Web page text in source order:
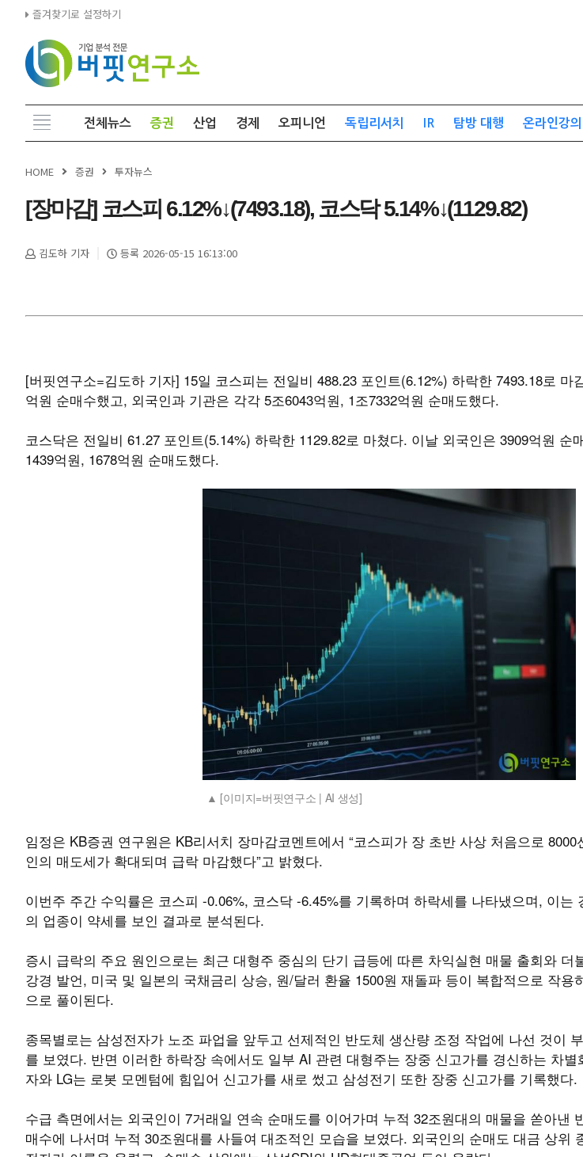
즐겨찾기로 설정하기
전체뉴스 증권 산업 경제 오피니언 독립리서치 IR 탐방 대행 온라인강의
HOME 증권 투자뉴스
[장마감] 코스피 6.12%↓(7493.18), 코스닥 5.14%↓(1129.82)
김도하 기자 등록 2026-05-15 16:13:00
[버핏연구소=김도하 기자] 15일 코스피는 전일비 488.23 포인트(6.12%) 하락한 7493.18로 마
억원 순매수했고, 외국인과 기관은 각각 5조6043억원, 1조7332억원 순매도했다.
코스닥은 전일비 61.27 포인트(5.14%) 하락한 1129.82로 마쳤다. 이날 외국인은 3909억원 순
1439억원, 1678억원 순매도했다.
[이미지=버핏연구소 | AI 생성]
임정은 KB증권 연구원은 KB리서치 장마감코멘트에서 “코스피가 장 초반 사상 처음으로
인의 매도세가 확대되며 급락 마감했다”고 밝혔다.
이번주 주간 수익률은 코스피 -0.06%, 코스닥 -6.45%를 기록하며 하락세를 나타냈으며, 이는
의 업종이 약세를 보인 결과로 분석된다.
증시 급락의 주요 원인으로는 최근 대형주 중심의 단기 급등에 따른 차익실현 매물 출회와 더
강경 발언, 미국 및 일본의 국채금리 상승, 원/달러 환율 1500원 재돌파 등이 복합적으로 작용
으로 풀이된다.
종목별로는 삼성전자가 노조 파업을 앞두고 선제적인 반도체 생산량 조정 작업에 나선 것이
를 보였다. 반면 이러한 하락장 속에서도 일부 AI 관련 대형주는 장중 신고가를 경신하는 차별
자와 LG는 로봇 모멘텀에 힘입어 신고가를 새로 썼고 삼성전기 또한 장중 신고가를 기록했다.
수급 측면에서는 외국인이 7거래일 연속 순매도를 이어가며 누적 32조원대의 매물을 쏟아낸
매수에 나서며 누적 30조원대를 사들여 대조적인 모습을 보였다. 외국인의 순매도 대금 상위